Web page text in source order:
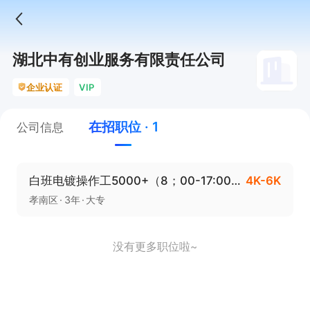
湖北中有创业服务有限责任公司
企业认证 VIP
公司信息 在招职位 · 1
白班电镀操作工5000+（8；00-17:00休4天） 4K-6K
孝南区 3年 大专
没有更多职位啦~